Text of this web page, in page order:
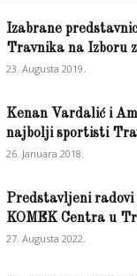
Izabrane
Travnika na Izboru
23. Augusta 2019.
Kenan Vardalić i
najbolji sportisti
26. Januara 2018.
Predstavljeni radovi
KOMEK Centra u
27. Augusta 2022.